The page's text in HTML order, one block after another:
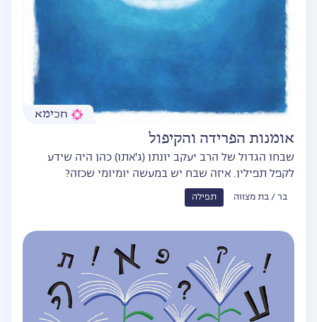
חכימא
אומנות הפרידה והקיפול
שבחו הגדול של הרב יעקב יונתן (ג'אתו) כהן היה שידע
לקפל תפילין. איזה שבח יש במעשה יומיומי שכזה?
בר / בת מצווה תפילה